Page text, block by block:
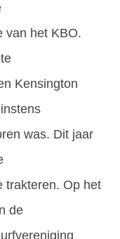
van het KBO.
Kensington
was. Dit jaar
trakteren. Op het
de